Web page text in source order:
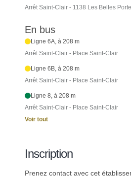
Arrêt Saint-Clair - 1138 Les Belles
En bus
Ligne 6A, à 208 m
Arrêt Saint-Clair - Place Saint-Clair
Ligne 6B, à 208 m
Arrêt Saint-Clair - Place Saint-Clair
Ligne 8, à 208 m
Arrêt Saint-Clair - Place Saint-Clair
Voir tout
Inscription
Prenez contact avec cet